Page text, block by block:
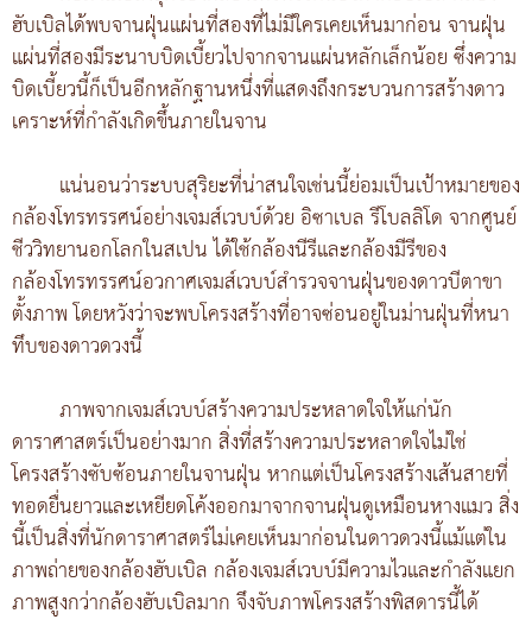
ฮับเบิลได้พบจานฝุ่นแผ่นที่สองที่ไม่มีใครเคยเห็นมาก่อน จานฝุ่น
แผ่นที่สองมีระนาบบิดเบี้ยวไปจากจานแผ่นหลักเล็กน้อย ซึ่งความ
บิดเบี้ยวนี้ก็เป็นอีกหลักฐานหนึ่งที่แสดงถึงกระบวนการสร้างดาว
เคราะห์ที่กำลังเกิดขึ้นภายในจาน
แน่นอนว่าระบบสุริยะที่น่าสนใจเช่นนี้ย่อมเป็นเป้าหมายของ
กล้องโทรทรรศน์อย่างเจมส์เวบบ์ด้วย อิซาเบล รีโบลลิโด จากศูนย์
ชีววิทยานอกโลกในสเปน ได้ใช้กล้องนีรีและกล้องมีรีของ
กล้องโทรทรรศน์อวกาศเจมส์เวบบ์สำรวจจานฝุ่นของดาวบีตาขา
ตั้งภาพ โดยหวังว่าจะพบโครงสร้างที่อาจซ่อนอยู่ในม่านฝุ่นที่หนา
ทึบของดาวดวงนี้
ภาพจากเจมส์เวบบ์สร้างความประหลาดใจให้แก่นัก
ดาราศาสตร์เป็นอย่างมาก สิ่งที่สร้างความประหลาดใจไม่ใช่
โครงสร้างซับซ้อนภายในจานฝุ่น หากแต่เป็นโครงสร้างเส้นสายที่
ทอดยื่นยาวและเหยียดโค้งออกมาจากจานฝุ่นดูเหมือนหางแมว สิ่ง
นี้เป็นสิ่งที่นักดาราศาสตร์ไม่เคยเห็นมาก่อนในดาวดวงนี้แม้แต่ใน
ภาพถ่ายของกล้องฮับเบิล กล้องเจมส์เวบบ์มีความไวและกำลังแยก
ภาพสูงกว่ากล้องฮับเบิลมาก จึงจับภาพโครงสร้างพิสดารนี้ได้